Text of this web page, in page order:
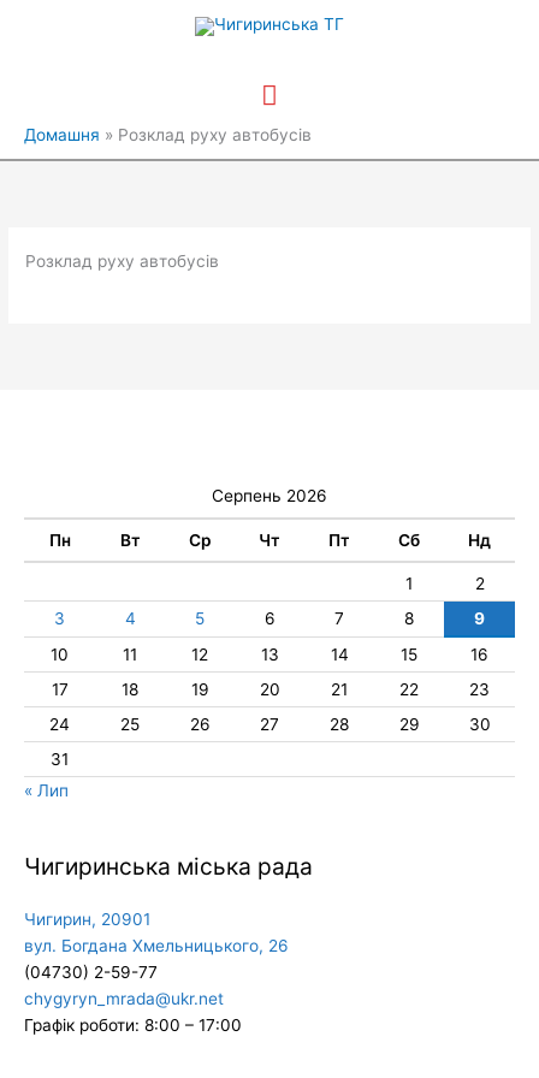
Головне
меню
Домашня Розклад руху автобусів
Розклад руху автобусів
Серпень 2026
Пн Вт Ср Чт Пт Сб Нд
1
2
3
4 5 6 7 8
9
10
11 12 13 14 15
16
17
18 19 20 21 22
23
24
25 26 27 28 29
30
31
« Лип
Чигиринська міська рада
Чигирин, 20901
вул. Богдана Хмельницького, 26
(04730) 2-59-77
chygyryn_mrada@ukr.net
Графік роботи: 8:00 – 17:00